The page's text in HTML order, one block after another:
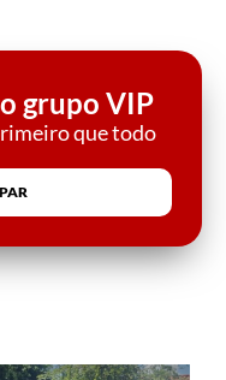
grupo VIP
que todo